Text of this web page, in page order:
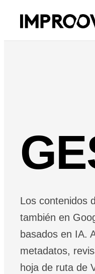
Los contenidos
también en
basados en IA.
metadatos,
hoja de ruta de